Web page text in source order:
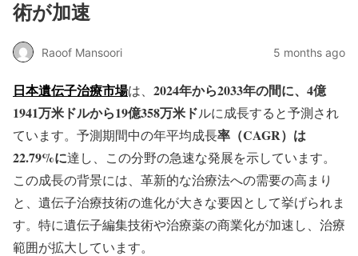
術が加速
Raoof Mansoori 5 months ago
日本遺伝子治療市場は、 2024年から2033年の間に、4億
1941万米ドルから19億358万米ドルに成長すると予測され
ています。予測期間中の年平均成長率（CAGR）は
22.79%に達し、この分野の急速な発展を示しています。
この成長の背景には、革新的な治療法への需要の高まり
と、遺伝子治療技術の進化が大きな要因として挙げられま
す。特に遺伝子編集技術や治療薬の商業化が加速し、治療
範囲が拡大しています。